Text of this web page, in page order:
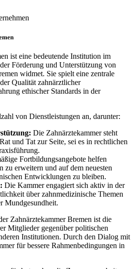
ist eine bedeutende Institution im
Förderung und Unterstützung von
widmet. Sie spielt eine zentrale
Qualität zahnärztlicher
ethischer Standards in der
von Dienstleistungen an, darunter:
Die Zahnärztekammer steht
und Tat zur Seite, sei es in rechtlichen
Fortbildungsangebote helfen
zu erweitern und auf dem neuesten
Entwicklungen zu bleiben.
Die Kammer engagiert sich aktiv in der
über zahnmedizinische Themen
Mundgesundheit.
Zahnärztekammer Bremen ist die
Mitglieder gegenüber politischen
Institutionen. Durch den Dialog mit
für bessere Rahmenbedingungen in